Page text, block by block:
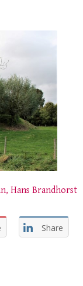
Hans Brandhorst
Share